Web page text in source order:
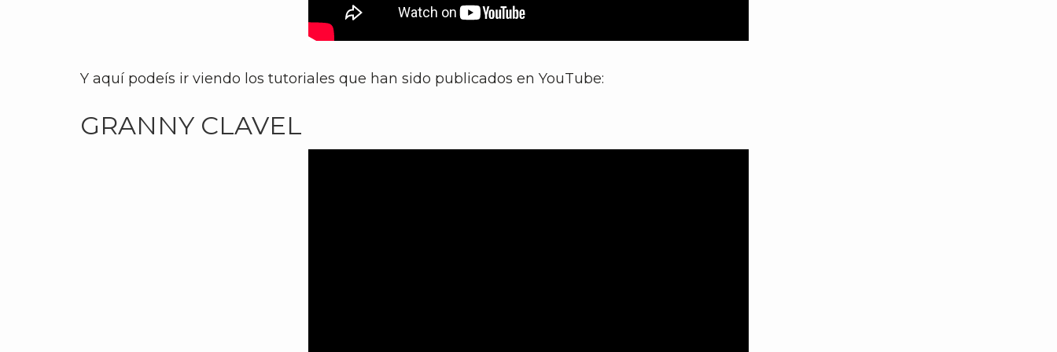
Y aquí podeís ir viendo los tutoriales que han sido publicados en YouTube:
GRANNY CLAVEL